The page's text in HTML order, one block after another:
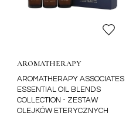
AROMATHERAPY ASSOCIATES
ESSENTIAL OIL BLENDS
COLLECTION - ZESTAW
OLEJKÓW ETERYCZNYCH
AROMATHERAPY
ASSOCIATES